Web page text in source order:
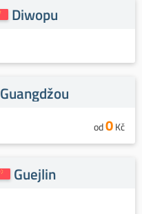
Diwopu
Guangdžou
od0Kč
Guejlin